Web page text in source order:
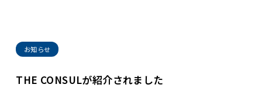
お知らせ
THE CONSULが紹介されました